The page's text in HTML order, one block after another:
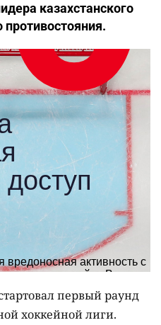
казахстанского
первый раунд
хоккейной лиги.